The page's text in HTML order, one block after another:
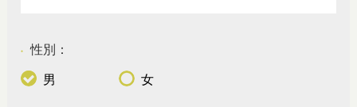
● 性別：
男 女